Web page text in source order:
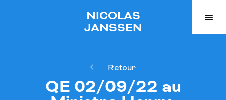
NICOLAS
JANSSEN
Retour
QE 02/09/22 au